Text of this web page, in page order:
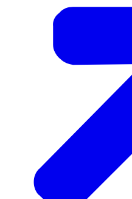
Veiligheidsmonitor.
het om bedreiging
shamesexting.
Bij shamesexting
naaktfoto’s of -
dreigen hiermee.
Publicatiedatum: 28